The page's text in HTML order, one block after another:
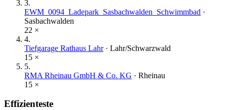
3.
EWM_0094_Ladepark_Sasbachwalden_Schwimmbad ·
Sasbachwalden
22 ×
4.
Tiefgarage Rathaus Lahr· Lahr/Schwarzwald
15 ×
5.
RMA Rheinau GmbH & Co. KG · Rheinau
15 ×
Effizienteste